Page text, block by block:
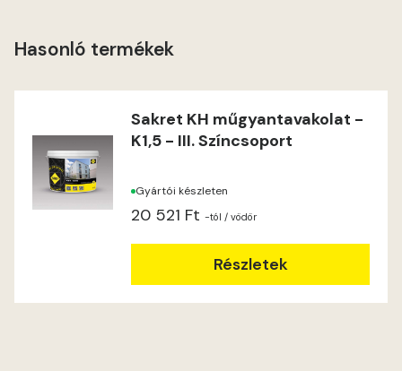
Lime A
Magnolia C
Mandarin D
Mango D
Hasonló termékek
Sakret KH műgyantavakolat -
K1,5 - III. Színcsoport
Gyártói készleten
20 521 Ft -tól / vödör
Részletek